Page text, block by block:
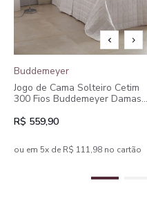
Buddemeyer
Jogo de Cama Solteiro Cetim
300 Fios Buddemeyer Damask
Penteado 3 peças
R$ 559,90
ou em 5x de R$ 111,98 no cartão